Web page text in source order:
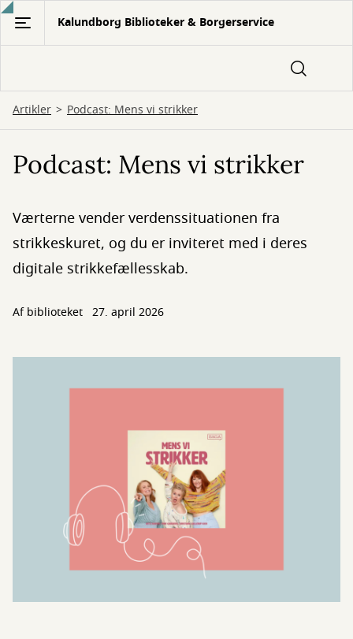
Gå
hovedindhold
Kalundborg Biblioteker & Borgerservice
Artikler Podcast: Mens vi strikker
Podcast: Mens vi strikker
Værterne vender verdenssituationen fra
strikkeskuret, og du er inviteret med i deres
digitale strikkefællesskab.
Af biblioteket 27. april 2026